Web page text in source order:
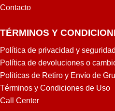
Contacto
TÉRMINOS Y
Política de privacidad y seguridad
Política de devoluciones o
Políticas de Retiro y Envío de
Términos y Condiciones de Uso
Call Center